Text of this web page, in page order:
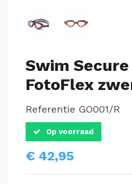
Swim Secure
FotoFlex
Referentie GO001/R
Op voorraad
€ 42,95